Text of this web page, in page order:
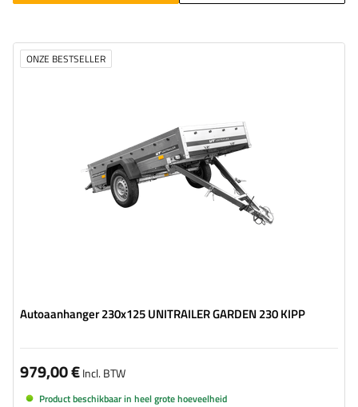
ONZE BESTSELLER
Autoaanhanger 230x125 UNITRAILER GARDEN 230 KIPP
Model:
1256 mm
1 as ongeremd 750 kg
opslagmogelijkheid aan de achterkant
verzinkt staal
979,00 €Incl. BTW
Product beschikbaar in heel grote hoeveelheid